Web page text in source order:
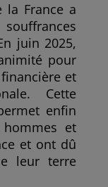
la France a
juin 2025,
pour
et
Cette
enfin
et
et ont dû
leur terre